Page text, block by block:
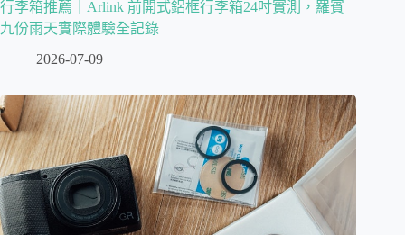
行李箱推薦｜Arlink 前開式鋁框行李箱24吋實測，羅賓
九份雨天實際體驗全記錄
2026-07-09